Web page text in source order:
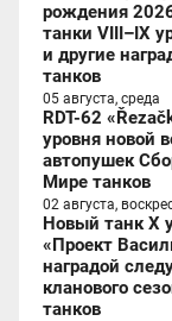
рождения
танки VIII–IX
и другие
танков
05 августа, среда
RDT-62
уровня новой
автопушек
Мире танков
02 августа,
Новый танк X
«Проект
наградой
кланового
танков